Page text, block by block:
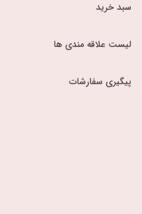
سبد خرید
لیست علاقه مندی ها
پیگیری سفارشات